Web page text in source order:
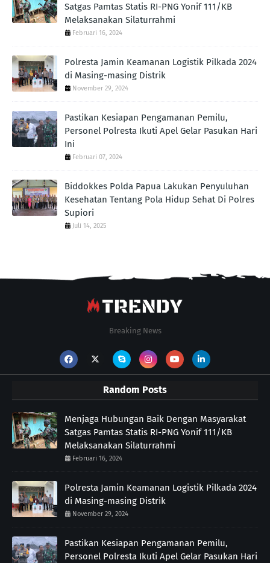
Satgas Pamtas Statis RI-PNG Yonif 111/KB
Melaksanakan Silaturrahmi
Februari 16, 2024
Polresta Jamin Keamanan Logistik Pilkada 2024
di Masing-masing Distrik
November 29, 2024
Pastikan Kesiapan Pengamanan Pemilu,
Personel Polresta Ikuti Apel Gelar Pasukan Hari
Ini
Februari 07, 2024
Biddokkes Polda Papua Lakukan Penyuluhan
Kesehatan Tentang Pola Hidup Sehat Di Polres
Supiori
Juli 14, 2025
Breaking News
Random Posts
Menjaga Hubungan Baik Dengan Masyarakat
Satgas Pamtas Statis RI-PNG Yonif 111/KB
Melaksanakan Silaturrahmi
Februari 16, 2024
Polresta Jamin Keamanan Logistik Pilkada 2024
di Masing-masing Distrik
November 29, 2024
Pastikan Kesiapan Pengamanan Pemilu,
Personel Polresta Ikuti Apel Gelar Pasukan Hari